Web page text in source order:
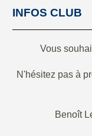
INFOS CLUB
Vous
N'hésitez pas à
Benoît